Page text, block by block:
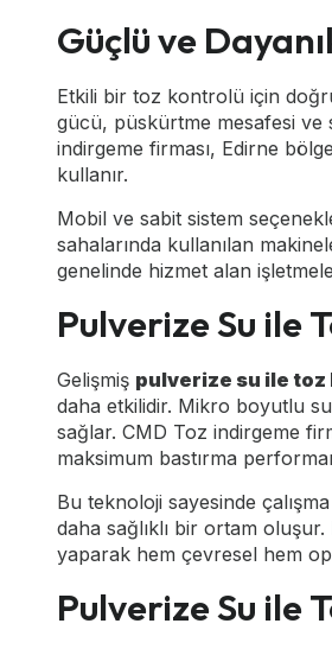
Güçlü ve
Etkili bir toz kontrolü için
gücü, püskürtme mesafesi ve
indirgeme firması, Edirne
kullanır.
Mobil ve sabit sistem
sahalarında kullanılan
genelinde hizmet alan
Pulverize Su ile
Gelişmiş pulverize su ile toz
daha etkilidir. Mikro boyutlu
sağlar. CMD Toz indirgeme
maksimum bastırma
Bu teknoloji sayesinde
daha sağlıklı bir ortam
yaparak hem çevresel hem
Pulverize Su ile